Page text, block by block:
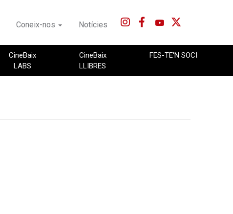
Coneix-nos Notícies
CineBaix
LABS
CineBaix
LLIBRES
FES-TE'N SOCI